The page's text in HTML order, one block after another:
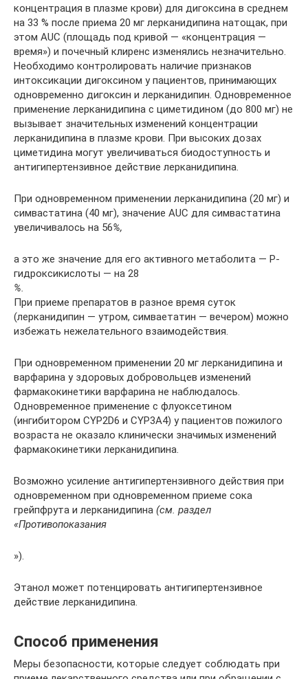
концентрация в плазме крови) для дигоксина в среднем
на 33 % после приема 20 мг лерканидипина натощак, при
этом AUC (площадь под кривой — «концентрация —
время») и почечный клиренс изменялись незначительно.
Необходимо контролировать наличие признаков
интоксикации дигоксином у пациентов, принимающих
одновременно дигоксин и лерканидипин. Одновременное
применение лерканидипина с циметидином (до 800 мг) не
вызывает значительных изменений концентрации
лерканидипина в плазме крови. При высоких дозах
циметидина могут увеличиваться биодоступность и
антигипертензивное действие лерканидипина.
При одновременном применении лерканидипина (20 мг) и
симвастатина (40 мг), значение AUC для симвастатина
увеличивалось на 56%,
а это же значение для его активного метаболита — Р-
гидроксикислоты — на 28
%.
При приеме препаратов в разное время суток
(лерканидипин — утром, симваетатин — вечером) можно
избежать нежелательного взаимодействия.
При одновременном применении 20 мг лерканидипина и
варфарина у здоровых добровольцев изменений
фармакокинетики варфарина не наблюдалось.
Одновременное применение с флуоксетином
(ингибитором CYP2D6 и CYP3A4) у пациентов пожилого
возраста не оказало клинически значимых изменений
фармакокинетики лерканидипина.
Возможно усиление антигипертензивного действия при
одновременном при одновременном приеме сока
грейпфрута и лерканидипина (см. раздел
«Противопоказания
»).
Этанол может потенцировать антигипертензивное
действие лерканидипина.
Способ применения
Меры безопасности, которые следует соблюдать при